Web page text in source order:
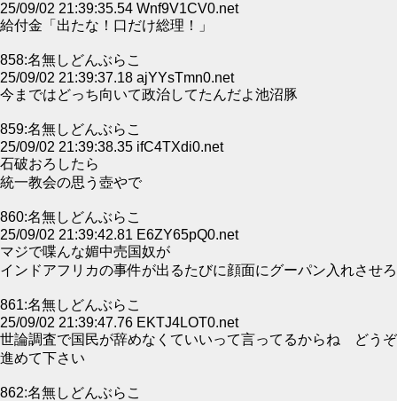
25/09/02 21:39:35.54 Wnf9V1CV0.net
給付金「出たな！口だけ総理！」
858:名無しどんぶらこ
25/09/02 21:39:37.18 ajYYsTmn0.net
今まではどっち向いて政治してたんだよ池沼豚
859:名無しどんぶらこ
25/09/02 21:39:38.35 ifC4TXdi0.net
石破おろしたら
統一教会の思う壺やで
860:名無しどんぶらこ
25/09/02 21:39:42.81 E6ZY65pQ0.net
マジで喋んな媚中売国奴が
インドアフリカの事件が出るたびに顔面にグーパン入れさせろ
861:名無しどんぶらこ
25/09/02 21:39:47.76 EKTJ4LOT0.net
世論調査で国民が辞めなくていいって言ってるからね どうぞ
進めて下さい
862:名無しどんぶらこ